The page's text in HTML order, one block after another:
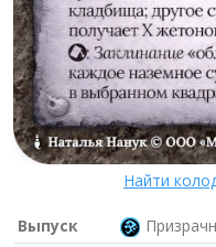
Найти
Выпуск